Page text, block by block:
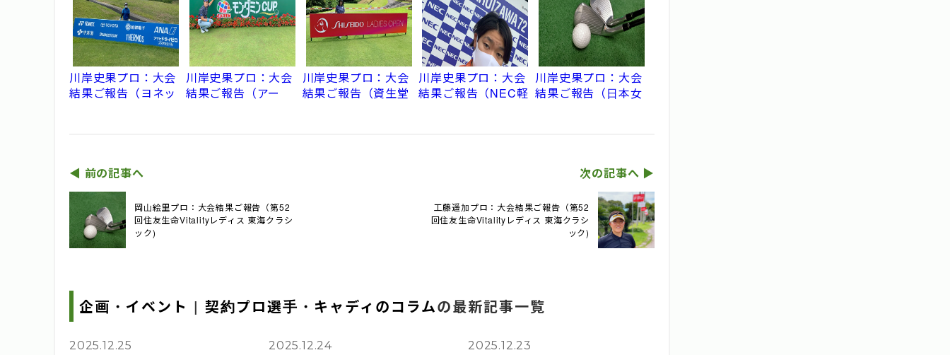
川岸史果プロ：大会
結果ご報告（ヨネッ
川岸史果プロ：大会
結果ご報告（アー
川岸史果プロ：大会
結果ご報告（資生堂
川岸史果プロ：大会
結果ご報告（NEC軽
川岸史果プロ：大会
結果ご報告（日本女
◀︎ 前の記事へ
岡山絵里プロ：大会結果ご報告（第52
回住友生命Vitalityレディス 東海クラシ
ック)
次の記事へ ▶︎
工藤遥加プロ：大会結果ご報告（第52
回住友生命Vitalityレディス 東海クラシ
ック)
企画・イベント | 契約プロ選手・キャディのコラムの最新記事一覧
2025.12.25 2025.12.24 2025.12.23